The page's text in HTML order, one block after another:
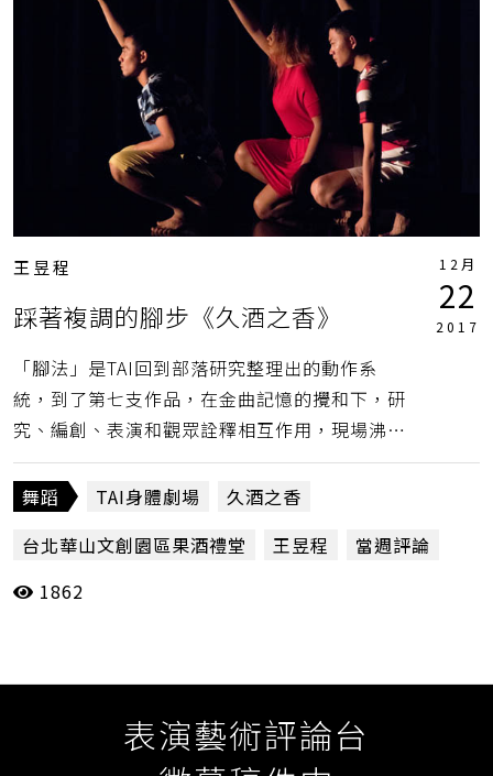
王昱程
踩著複調的腳步《久酒之香》
「腳法」是TAI回到部落研究整理出的動作系
統，到了第七支作品，在金曲記憶的攪和下，研
究、編創、表演和觀眾詮釋相互作用，現場沸騰
的氣氛，來自多聲部的意識主動參與。（王昱
程）
12月
22
2017
舞蹈 TAI身體劇場
久酒之香
台北華山文創園區果酒禮堂
王昱程
當週評論
1862
表演藝術評論台